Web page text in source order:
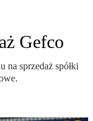
Gefco
na sprzedaż spółki